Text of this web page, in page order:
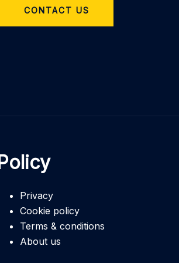
CONTACT US
Policy
Privacy
Cookie policy
Terms & conditions
About us